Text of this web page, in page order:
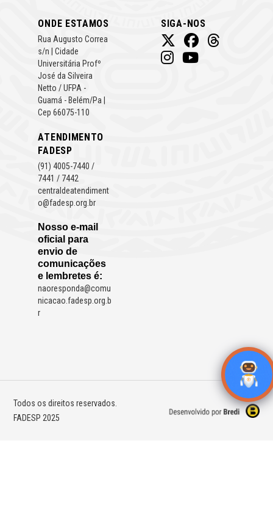
ONDE ESTAMOS
Rua Augusto Correa
s/n | Cidade
Universitária Profº
José da Silveira
Netto / UFPA -
Guamá - Belém/Pa |
Cep 66075-110
ATENDIMENTO
FADESP
(91) 4005-7440 /
7441 / 7442
centraldeatendiment
o@fadesp.org.br
Nosso e-mail
oficial para
envio de
comunicações
e lembretes é:
naoresponda@comu
nicacao.fadesp.org.b
r
SIGA-NOS
Todos os direitos reservados.
FADESP 2025